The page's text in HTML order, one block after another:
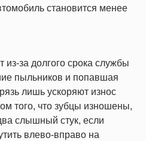
становится менее
из-за долгого срока службы
пыльников и попавшая
лишь ускоряют износ
того, что зубцы изношены,
слышный стук, если
влево-вправо на